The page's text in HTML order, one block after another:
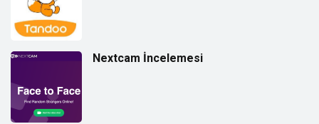
Nextcam İncelemesi